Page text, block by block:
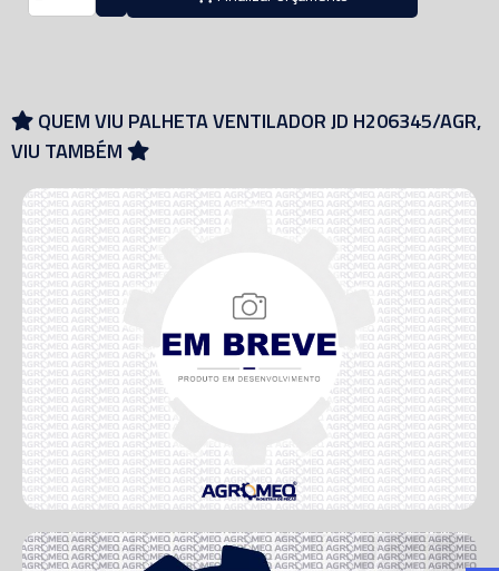
QUEM VIU PALHETA VENTILADOR JD H206345/AGR,
VIU TAMBÉM